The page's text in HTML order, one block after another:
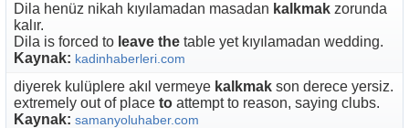
Dila henüz nikah kıyılamadan masadan kalkmak zorunda
kalır.
Dila is forced to leave the table yet kıyılamadan wedding.
Kaynak: kadinhaberleri.com
diyerek kulüplere akıl vermeye kalkmak son derece yersiz.
extremely out of place to attempt to reason, saying clubs.
Kaynak: samanyoluhaber.com